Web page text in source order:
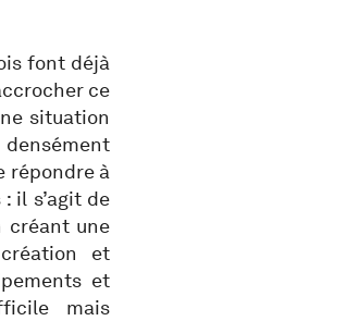
font déjà
ce
situation
répondre à
il s’agit de
créant une
et
et
mais